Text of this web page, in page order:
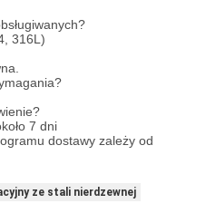
316L)
7 dni
dostawy zależy od
ze stali nierdzewnej